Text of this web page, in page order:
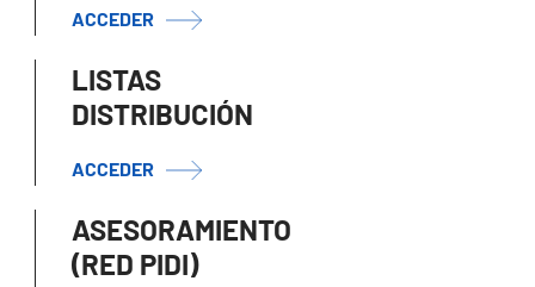
ACCEDER
LISTAS
DISTRIBUCIÓN
ACCEDER
ASESORAMIENTO
(RED PIDI)